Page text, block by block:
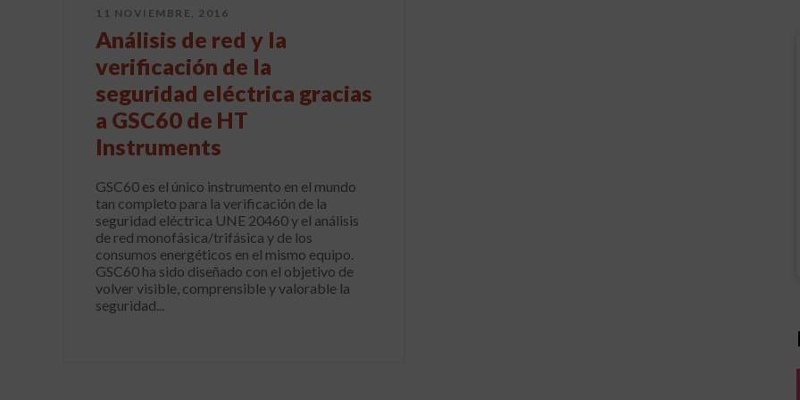
11 NOVIEMBRE, 2016
Análisis de red y la
verificación de la
seguridad eléctrica gracias
a GSC60 de HT
Instruments
GSC60 es el único instrumento en el mundo
tan completo para la verificación de la
seguridad eléctrica UNE 20460 y el análisis
de red monofásica/trifásica y de los
consumos energéticos en el mismo equipo.
GSC60 ha sido diseñado con el objetivo de
volver visible, comprensible y valorable la
seguridad...